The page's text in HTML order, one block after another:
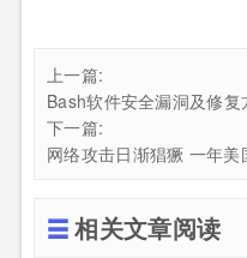
上一篇:
Bash软件安全漏洞及修复
下一篇:
网络攻击日渐猖獗 一年
相关文章阅读